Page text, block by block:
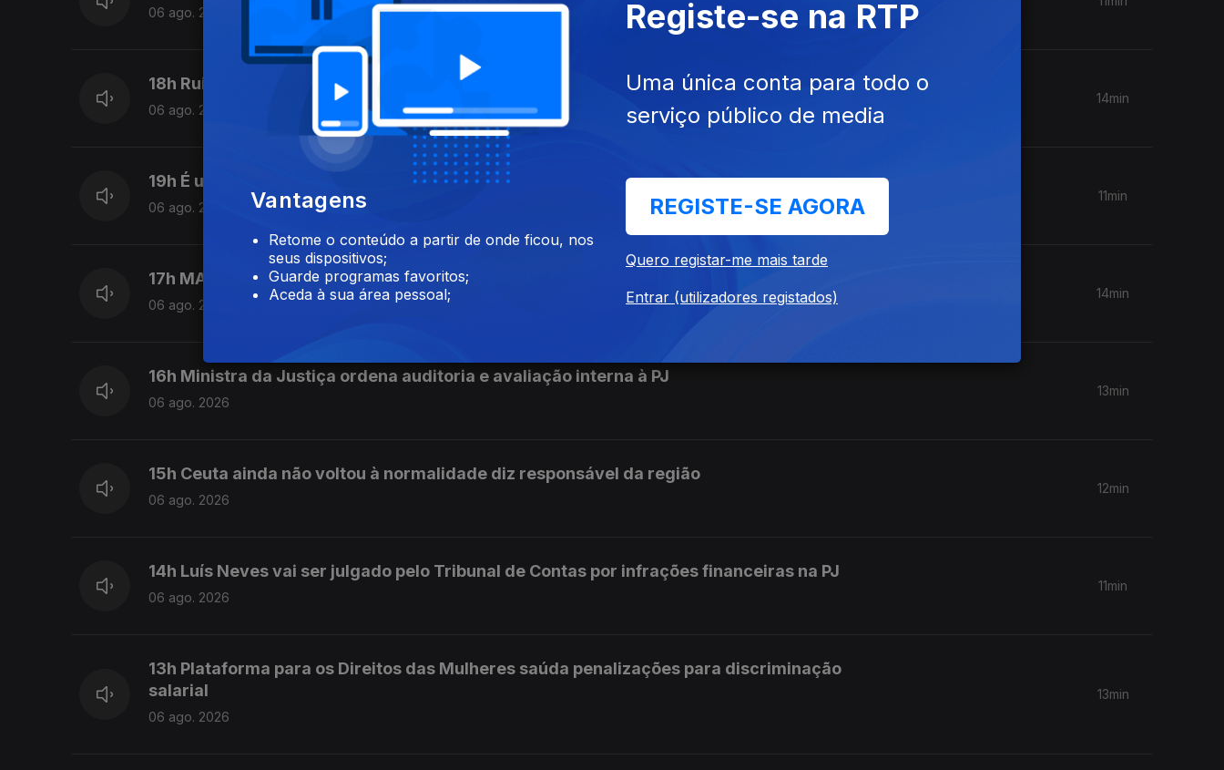
06 ago. 2026
18h Rui Oliveira é o novo camisola amarela na Volta
06 ago. 2026
14min
19h É um dever "preservarmos as instituições", diz PR
06 ago. 2026
11min
17h MAI elogia iniciativa da Ministra da Justiça
06 ago. 2026
14min
16h Ministra da Justiça ordena auditoria e avaliação interna à PJ
06 ago. 2026
13min
15h Ceuta ainda não voltou à normalidade diz responsável da região
06 ago. 2026
12min
14h Luís Neves vai ser julgado pelo Tribunal de Contas por infrações financeiras na PJ
06 ago. 2026
11min
13h Plataforma para os Direitos das Mulheres saúda penalizações para discriminação
salarial
06 ago. 2026
13min
Vantagens
Retome o conteúdo a partir de onde ficou, nos
seus dispositivos;
Guarde programas favoritos;
Aceda à sua área pessoal;
Registe-se na RTP
Uma única conta para todo o
serviço público de media
REGISTE-SE AGORA
Quero registar-me mais tarde
Entrar (utilizadores registados)